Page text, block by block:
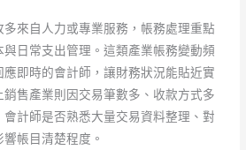
來自人力或專業服務，帳務處理重點
日常支出管理。這類產業帳務變動頻
即時的會計師，讓財務狀況能貼近實
售產業則因交易筆數多、收款方式多
計師是否熟悉大量交易資料整理、對
帳目清楚程度。